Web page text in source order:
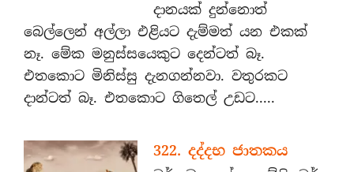
දානයක් දුන්නොත්
බෙල්ලෙන් අල්ලා එළියට දැම්මත් යන එකක්
නෑ. මේක මනුස්සයෙකුට දෙන්ටත් බෑ.
එතකොට මිනිස්සු දැනගන්නවා. වතුරකට
දාන්ටත් බෑ. එතකොට ගිතෙල් උඩට.....
322. දද්දභ ජාතකය